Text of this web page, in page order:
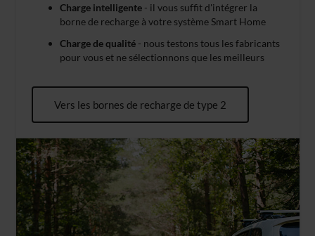
Charge intelligente- il vous suffit d'intégrer la
borne de recharge à votre système Smart Home
Charge de qualité- nous testons tous les fabricants
pour vous et ne sélectionnons que les meilleurs
Vers les bornes de recharge de type 2